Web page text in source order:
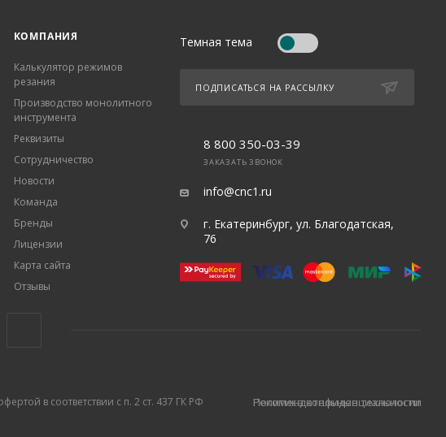
КОМПАНИЯ
Калькулятор режимов
резания
Производство монолитного
инструмента
Реквизиты
Сотрудничество
Новости
Команда
Бренды
Лицензии
Карта сайта
Отзывы
Темная тема
ПОДПИСАТЬСЯ НА РАССЫЛКУ
8 800 350-03-39
ЗАКАЗАТЬ ЗВОНОК
info@cnc1.ru
г. Екатеринбург, ул. Благодатская,
76
в соответствии с п. 2 ст. 437 ГК РФ Политика конфиденциальности
Рекомендательные технологии